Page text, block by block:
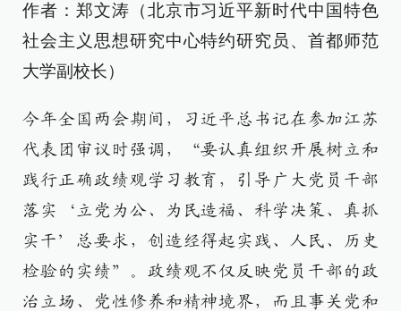
作者：郑文涛（北京市习近平新时代中国特色
社会主义思想研究中心特约研究员、首都师范
大学副校长）
今年全国两会期间，习近平总书记在参加江苏
代表团审议时强调，“要认真组织开展树立和
践行正确政绩观学习教育，引导广大党员干部
落实‘立党为公、为民造福、科学决策、真抓
实干’总要求，创造经得起实践、人民、历史
检验的实绩”。政绩观不仅反映党员干部的政
治立场、党性修养和精神境界，而且事关党和